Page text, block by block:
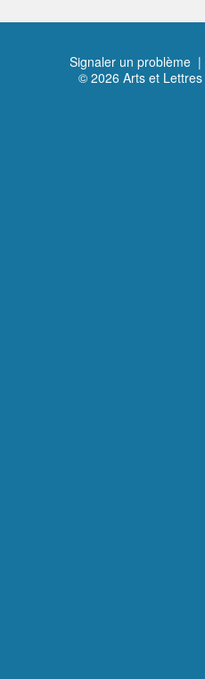
Signaler un problème |
© 2026 Arts et Lettres